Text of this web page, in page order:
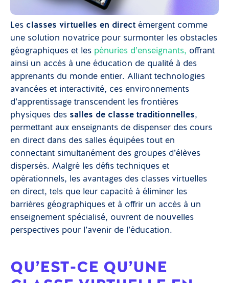
Les classes virtuelles en directémergent comme
une solution novatrice pour surmonter les obstacles
géographiques et les pénuries d’enseignants, offrant
ainsi un accès à une éducation de qualité à des
apprenants du monde entier. Alliant technologies
avancées et interactivité, ces environnements
d’apprentissage transcendent les frontières
physiques des salles de classe traditionnelles,
permettant aux enseignants de dispenser des cours
en direct dans des salles équipées tout en
connectant simultanément des groupes d’élèves
dispersés. Malgré les défis techniques et
opérationnels, les avantages des classes virtuelles
en direct, tels que leur capacité à éliminer les
barrières géographiques et à offrir un accès à un
enseignement spécialisé, ouvrent de nouvelles
perspectives pour l’avenir de l’éducation.
QU’EST-CE QU’UNE